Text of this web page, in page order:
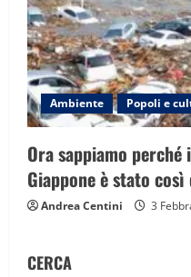
Ambiente Popoli e
Ora sappiamo
Giappone è stato
Andrea Centini 3
CERCA